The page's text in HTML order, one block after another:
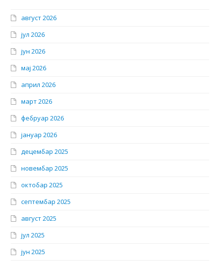
август 2026
јул 2026
јун 2026
мај 2026
април 2026
март 2026
фебруар 2026
јануар 2026
децембар 2025
новембар 2025
октобар 2025
септембар 2025
август 2025
јул 2025
јун 2025